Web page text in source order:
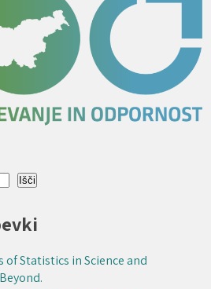
Išči
of Statistics in Science and